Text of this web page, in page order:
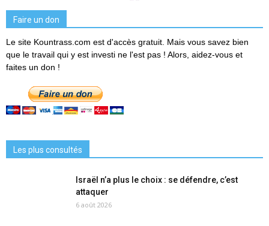
Faire un don
Le site Kountrass.com est d'accès gratuit. Mais vous savez bien
que le travail qui y est investi ne l'est pas ! Alors, aidez-vous et
faites un don !
Les plus consultés
Israël n’a plus le choix : se défendre, c’est
attaquer
6 août 2026